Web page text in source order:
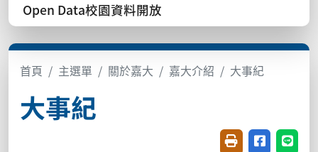
Open Data校園資料開放
首頁 主選單 關於嘉大 嘉大介紹 大事紀
大事紀
友善列印(開新視
分享至臉書
分享